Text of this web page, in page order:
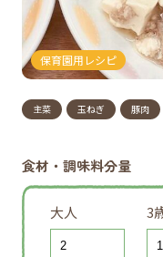
保育園用レシピ
主菜 玉ねぎ 豚肉
食材・調味料分量
大人 3